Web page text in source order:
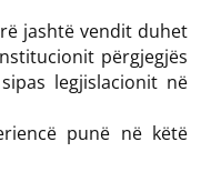
jashtë vendit duhet
përgjegjës
legjislacionit në
punë në këtë